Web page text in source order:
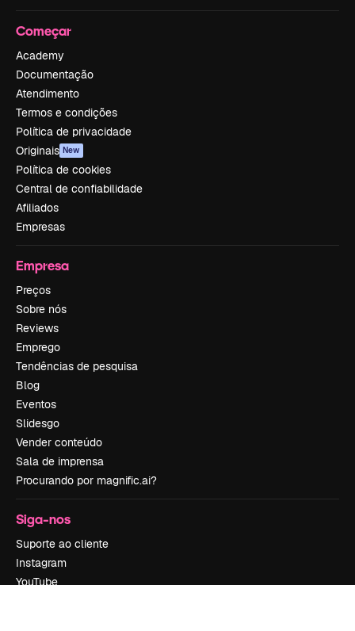
Começar
Academy
Documentação
Atendimento
Termos e condições
Política de privacidade
Originais New
Política de cookies
Central de confiabilidade
Afiliados
Empresas
Empresa
Preços
Sobre nós
Reviews
Emprego
Tendências de pesquisa
Blog
Eventos
Slidesgo
Vender conteúdo
Sala de imprensa
Procurando por magnific.ai?
Siga-nos
Suporte ao cliente
Instagram
YouTube